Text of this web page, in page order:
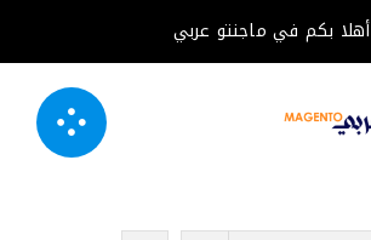
أهلا بكم في ماجنتو عربي